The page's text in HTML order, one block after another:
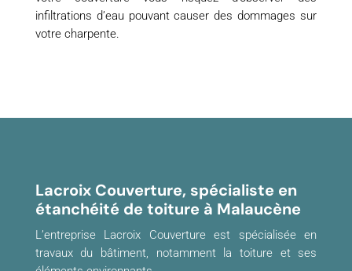
infiltrations d’eau pouvant causer des dommages sur
votre charpente.
Lacroix Couverture, spécialiste en
étanchéité de toiture à Malaucène
L’entreprise Lacroix Couverture est spécialisée en
travaux du bâtiment, notamment la toiture et ses